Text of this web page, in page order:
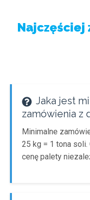
Najczęściej
Jaka jest
zamówienia z
Minimalne
25 kg = 1 tona
cenę palety